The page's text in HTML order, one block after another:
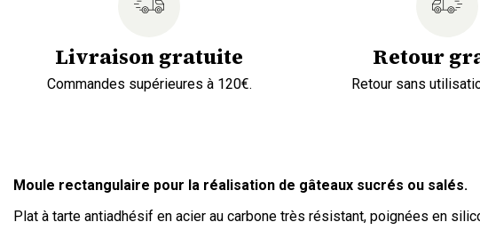
Livraison gratuite
Commandes supérieures à 120€.
Retour
Retour sans
Moule rectangulaire pour la réalisation de gâteaux sucrés ou salés.
Plat à tarte antiadhésif en acier au carbone très résistant, poignées en